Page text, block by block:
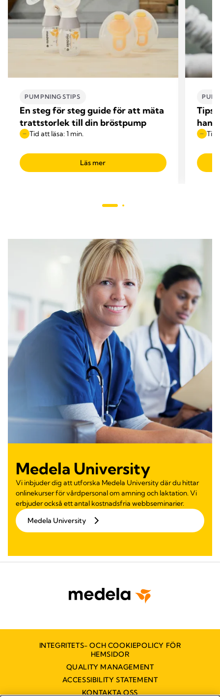
PUMPNINGSTIPS
En steg för steg guide för att mäta
trattstorlek till din bröstpump
Tid att läsa: 1 min.
Läs mer
Tips
Tid
Medela University
Vi inbjuder dig att utforska Medela University där du hittar
onlinekurser för vårdpersonal om amning och laktation. Vi
erbjuder också ett antal kostnadsfria webbseminarier.
Medela University
INTEGRITETS- OCH COOKIEPOLICY FÖR
HEMSIDOR
QUALITY MANAGEMENT
ACCESSIBILITY STATEMENT
KONTAKTA OSS